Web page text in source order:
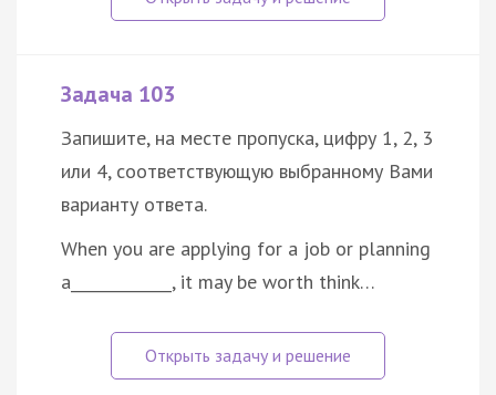
Задача 103
Запишите, на месте пропуска, цифру 1, 2, 3
или 4, соответствующую выбранному Вами
варианту ответа.
When you are applying for a job or planning
a_____________, it may be worth think…